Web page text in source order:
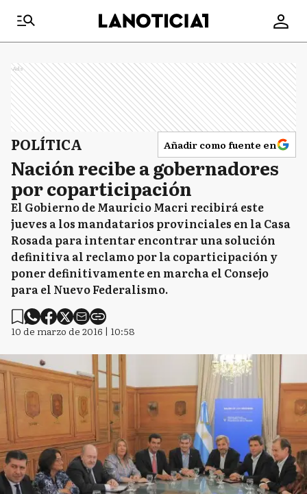
Ads
POLÍTICA Añadir como fuente en
Nación recibe a gobernadores
por coparticipación
El Gobierno de Mauricio Macri recibirá este
jueves a los mandatarios provinciales en la Casa
Rosada para intentar encontrar una solución
definitiva al reclamo por la coparticipación y
poner definitivamente en marcha el Consejo
para el Nuevo Federalismo.
10 de marzo de 2016 | 10:58